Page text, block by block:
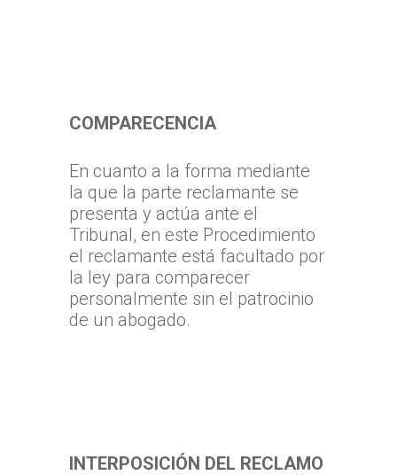
COMPARECENCIA
En cuanto a la forma mediante
la que la parte reclamante se
presenta y actúa ante el
Tribunal, en este Procedimiento
el reclamante está facultado por
la ley para comparecer
personalmente sin el patrocinio
de un abogado.
INTERPOSICIÓN DEL RECLAMO